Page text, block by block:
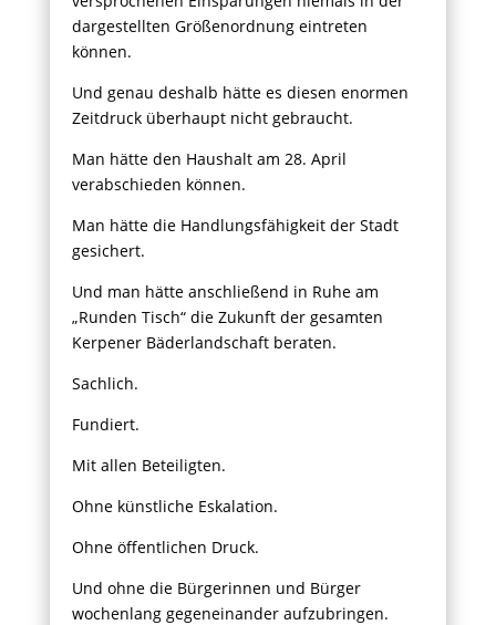
dargestellten Größenordnung eintreten
können.
Und genau deshalb hätte es diesen enormen
Zeitdruck überhaupt nicht gebraucht.
Man hätte den Haushalt am 28. April
verabschieden können.
Man hätte die Handlungsfähigkeit der Stadt
gesichert.
Und man hätte anschließend in Ruhe am
„Runden Tisch“ die Zukunft der gesamten
Kerpener Bäderlandschaft beraten.
Sachlich.
Fundiert.
Mit allen Beteiligten.
Ohne künstliche Eskalation.
Ohne öffentlichen Druck.
Und ohne die Bürgerinnen und Bürger
wochenlang gegeneinander aufzubringen.